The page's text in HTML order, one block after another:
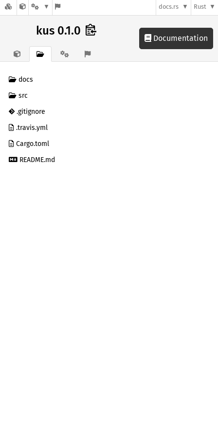
docs.rs Rust
kus 0.1.0
Documentation
docs
src
.gitignore
.travis.yml
Cargo.toml
README.md